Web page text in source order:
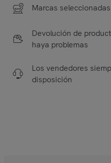
Marcas
Devolución de
haya problemas
Los vendedores
disposición